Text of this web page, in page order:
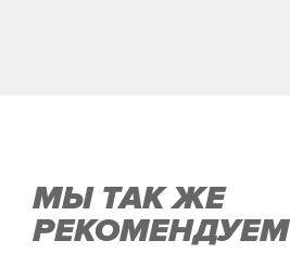
МЫ ТАК ЖЕ
РЕКОМЕНДУЕМ